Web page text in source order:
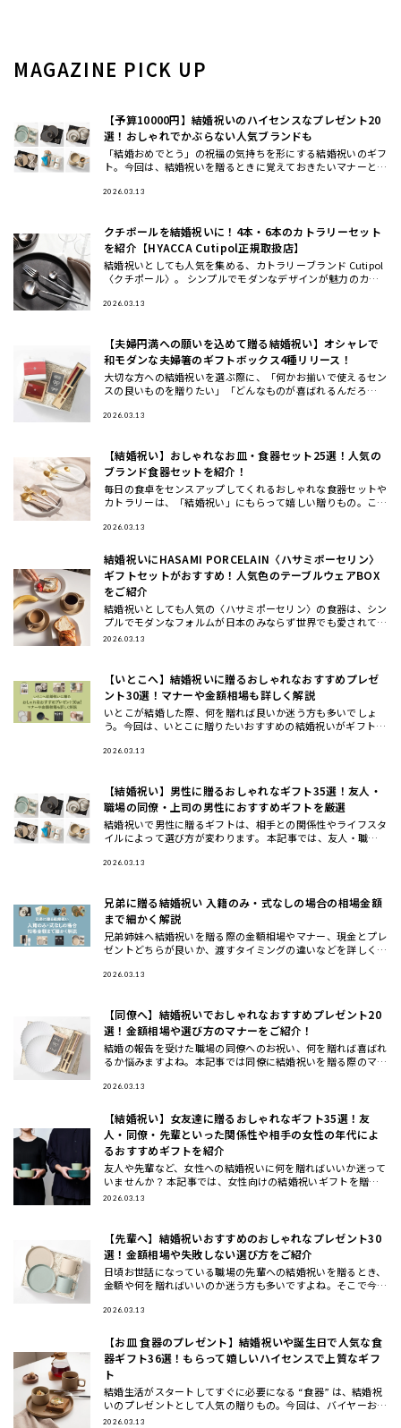
MAGAZINE PICK UP
【予算10000円】結婚祝いのハイセンスなプレゼント20
選！おしゃれでかぶらない人気ブランドも
「結婚おめでとう」の祝福の気持ちを形にする結婚祝いのギフ
ト。今回は、結婚祝いを贈るときに覚えておきたいマナーと、
すめのギフト
2026.03.13
クチポールを結婚祝いに！4本・6本のカトラリーセット
を紹介【HYACCA Cutipol正規取扱店】
結婚祝いとしても人気を集める、カトラリーブランド Cutipol
〈クチポール〉。 シンプルでモダンなデザインが魅力のカト
話
2026.03.13
【夫婦円満への願いを込めて贈る結婚祝い】オシャレで
和モダンな夫婦箸のギフトボックス4種リリース！
大切な方への結婚祝いを選ぶ際に、「何かお揃いで使えるセン
スの良いものを贈りたい」「どんなものが喜ばれるんだろ
OP
2026.03.13
【結婚祝い】おしゃれなお皿・食器セット25選！人気の
ブランド食器セットを紹介！
毎日の食卓をセンスアップしてくれるおしゃれな食器セットや
カトラリーは、「結婚祝い」にもらって嬉しい贈りもの。ここ
って嬉しいテ
2026.03.13
結婚祝いにHASAMI PORCELAIN〈ハサミポーセリン〉
ギフトセットがおすすめ！人気色のテーブルウェアBOX
をご紹介
結婚祝いとしても人気の〈ハサミポーセリン〉の食器は、シン
プルでモダンなフォルムが日本のみならず世界でも愛されてお
り今、注目のテーブルウェアブランド。今回は、波佐見焼の伝
2026.03.13
【いとこへ】結婚祝いに贈るおしゃれなおすすめプレゼ
ント30選！マナーや金額相場も詳しく解説
いとこが結婚した際、何を贈れば良いか迷う方も多いでしょ
う。今回は、いとこに贈りたいおすすめの結婚祝いがギフトの
す。おしゃれで洗
2026.03.13
【結婚祝い】男性に贈るおしゃれなギフト35選！友人・
職場の同僚・上司の男性におすすめギフトを厳選
結婚祝いで男性に贈るギフトは、相手との関係性やライフスタ
イルによって選び方が変わります。 本記事では、友人・職場
代・30代・4
2026.03.13
兄弟に贈る結婚祝い 入籍のみ・式なしの場合の相場金額
まで細かく解説
兄弟姉妹へ結婚祝いを贈る際の金額相場やマナー、現金とプレ
ゼントどちらが良いか、渡すタイミングの違いなどを詳しく解
いギフトの選
2026.03.13
【同僚へ】結婚祝いでおしゃれなおすすめプレゼント20
選！金額相場や選び方のマナーをご紹介！
結婚の報告を受けた職場の同僚へのお祝い、何を贈れば喜ばれ
るか悩みますよね。本記事では同僚に結婚祝いを贈る際のマナ
ゼント20選
2026.03.13
【結婚祝い】女友達に贈るおしゃれなギフト35選！友
人・同僚・先輩といった関係性や相手の女性の年代によ
るおすすめギフトを紹介
友人や先輩など、女性への結婚祝いに何を贈ればいいか迷って
いませんか？ 本記事では、女性向けの結婚祝いギフトを贈る
相手別（女友達・同僚・先輩/上司・後輩/部下）と、年代別
2026.03.13
【先輩へ】結婚祝いおすすめのおしゃれなプレゼント30
選！金額相場や失敗しない選び方をご紹介
日頃お世話になっている職場の先輩への結婚祝いを贈るとき、
金額や何を贈ればいいのか迷う方も多いですよね。そこで今回
などのマナー
2026.03.13
【お皿 食器のプレゼント】結婚祝いや誕生日で人気な食
器ギフト36選！もらって嬉しいハイセンスで上質なギフ
ト
結婚生活がスタートしてすぐに必要になる “食器” は、結婚祝
いのプレゼントとして人気の贈りもの。今回は、バイヤーおす
すめの食器ギフトをご紹介します。大切な方に喜んでもらえる
2026.03.13